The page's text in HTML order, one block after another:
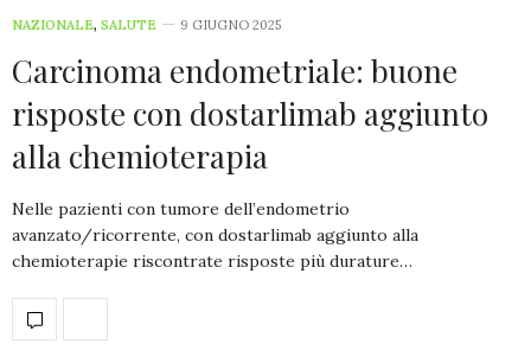
NAZIONALE, SALUTE 9 GIUGNO 2025
Carcinoma endometriale: buone
risposte con dostarlimab aggiunto
alla chemioterapia
Nelle pazienti con tumore dell’endometrio
avanzato/ricorrente, con dostarlimab aggiunto alla
chemioterapie riscontrate risposte più durature…